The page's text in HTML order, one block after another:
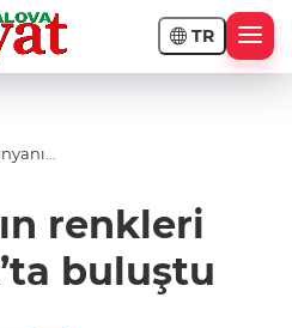
TR
renkleri
buluştu